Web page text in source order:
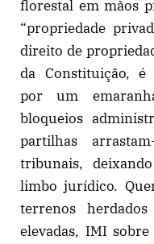
florestal em mãos
“propriedade
direito de
da Constituição, é
por um
bloqueios
partilhas
tribunais,
limbo jurídico.
terrenos
elevadas, IMI